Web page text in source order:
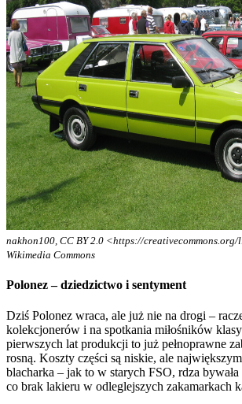
nakhon100, CC BY 2.0 <https://
Wikimedia Commons
Polonez – dziedzictwo i sentyment
Dziś Polonez wraca, ale już nie na drogi –
kolekcjonerów i na spotkania miłośników
pierwszych lat produkcji to już pełnoprawne
rosną. Koszty części są niskie, ale
blacharka – jak to w starych FSO, rdza
co brak lakieru w odleglejszych zakamarkach